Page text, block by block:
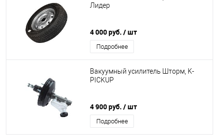
Лидер
4 000 руб. / шт
Подробнее
Вакуумный усилитель Шторм, K-
PICKUP
4 900 руб. / шт
Подробнее